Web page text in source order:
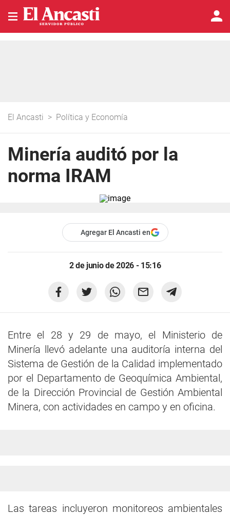
El Ancasti > Política y Economía
Minería auditó por la
norma IRAM
Agregar El Ancasti en
2 de junio de 2026 - 15:16
Entre el 28 y 29 de mayo, el Ministerio de
Minería llevó adelante una auditoría interna del
Sistema de Gestión de la Calidad implementado
por el Departamento de Geoquímica Ambiental,
de la Dirección Provincial de Gestión Ambiental
Minera, con actividades en campo y en oficina.
Las tareas incluyeron monitoreos ambientales